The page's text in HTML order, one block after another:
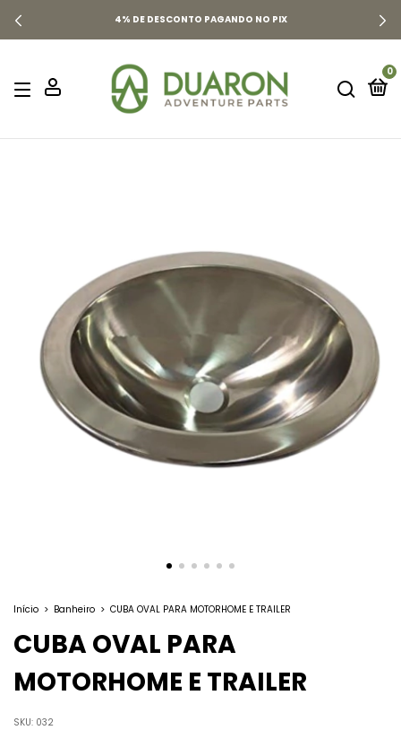
4% DE DESCONTO PAGANDO NO PIX
0
Início > Banheiro > CUBA OVAL PARA MOTORHOME E TRAILER
CUBA OVAL PARA
MOTORHOME E TRAILER
SKU: 032